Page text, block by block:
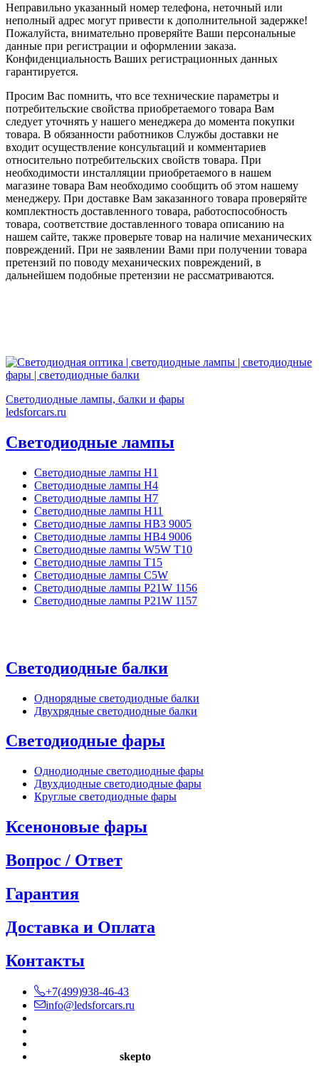
Неправильно указанный номер телефона, неточный или
неполный адрес могут привести к дополнительной задержке!
Пожалуйста, внимательно проверяйте Ваши персональные
данные при регистрации и оформлении заказа.
Конфиденциальность Ваших регистрационных данных
гарантируется.
Просим Вас помнить, что все технические параметры и
потребительские свойства приобретаемого товара Вам
следует уточнять у нашего менеджера до момента покупки
товара. В обязанности работников Службы доставки не
входит осуществление консультаций и комментариев
относительно потребительских свойств товара. При
необходимости инсталляции приобретаемого в нашем
магазине товара Вам необходимо сообщить об этом нашему
менеджеру. При доставке Вам заказанного товара проверяйте
комплектность доставленного товара, работоспособность
товара, соответствие доставленного товара описанию на
нашем сайте, также проверьте товар на наличие механических
повреждений. При не заявлении Вами при получении товара
претензий по поводу механических повреждений, в
дальнейшем подобные претензии не рассматриваются.
Светодиодные лампы, балки и фары
ledsforcars.ru
Светодиодные лампы
Светодиодные лампы H1
Светодиодные лампы H4
Светодиодные лампы H7
Светодиодные лампы H11
Светодиодные лампы HB3 9005
Светодиодные лампы HB4 9006
Светодиодные лампы W5W T10
Светодиодные лампы T15
Светодиодные лампы C5W
Светодиодные лампы P21W 1156
Светодиодные лампы P21W 1157
Светодиодные балки
Однорядные светодиодные балки
Двухрядные светодиодные балки
Светодиодные фары
Однодиодные светодиодные фары
Двухдиодные светодиодные фары
Круглые светодиодные фары
Ксеноновые фары
Вопрос / Ответ
Гарантия
Доставка и Оплата
Контакты
+7(499)938-46-43
info@ledsforcars.ru
skepto